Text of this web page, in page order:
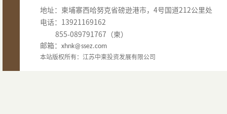
地址：柬埔寨西哈努克省磅逊港市，4号国道212公里处
电话：13921169162
855-089791767（柬）
邮箱： xhnk@ssez.com
本站版权所有：江苏中柬投资发展有限公司